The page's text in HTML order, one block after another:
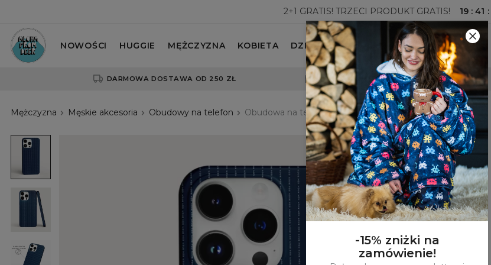
2+1 GRATIS! TRZECI PRODUKT GRATIS! 19 : 41 :
NOWOŚCI HUGGIE MĘŻCZYZNA KOBIETA DZIECKO
DARMOWA DOSTAWA OD 250 ZŁ 100-DNIOWE PRAWO ZWROTU
Mężczyzna Męskie akcesoria Obudowy na telefon Obudowa na telefon Fk you navy
-15% zniżki na
zamówienie!